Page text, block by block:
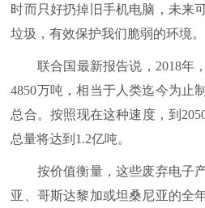
时而只好扔掉旧手机电脑，未来
垃圾，有效保护我们脆弱的环境。
联合国最新报告说，2018年
4850万吨，相当于人类迄今为止
总合。按照现在这种速度，到
总量将达到1.2亿吨。
按价值衡量，这些废弃电子产
亚、哥斯达黎加或坦桑尼亚的全